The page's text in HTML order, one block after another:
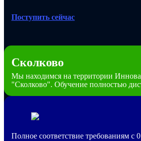
Поступить сейчас
Сколково
Мы находимся на территории
"Сколково". Обучение полностью
Полное соответствие требованиям с